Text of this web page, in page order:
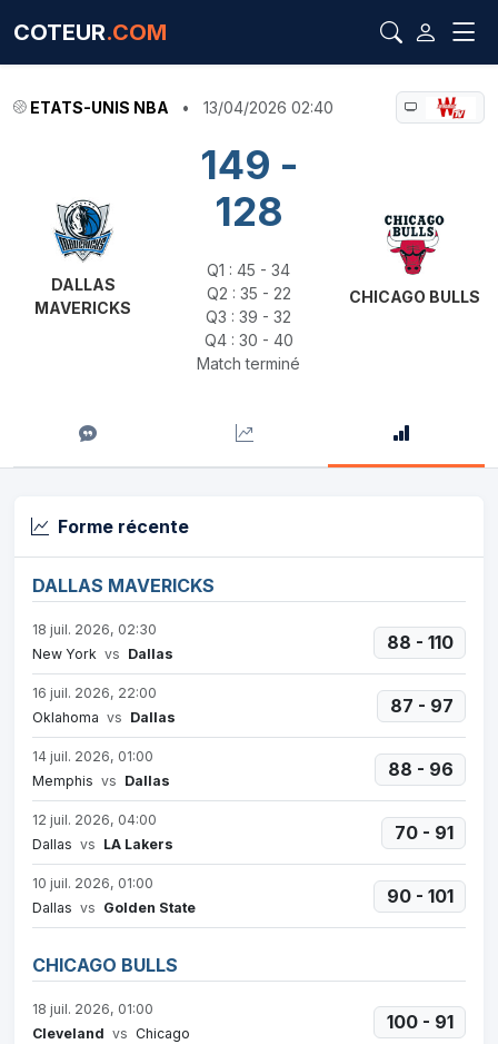
COTEUR.COM
ETATS-UNIS NBA • 13/04/2026 02:40
DALLAS
MAVERICKS
149 -
128
Q1 : 45 - 34
Q2 : 35 - 22
Q3 : 39 - 32
Q4 : 30 - 40
Match terminé
CHICAGO BULLS
Forme récente
DALLAS MAVERICKS
18 juil. 2026, 02:30
New York vs Dallas
88 - 110
16 juil. 2026, 22:00
Oklahoma vs Dallas
87 - 97
14 juil. 2026, 01:00
Memphis vs Dallas
88 - 96
12 juil. 2026, 04:00
Dallas vs LA Lakers
70 - 91
10 juil. 2026, 01:00
Dallas vs Golden State
90 - 101
CHICAGO BULLS
18 juil. 2026, 01:00
Cleveland vs Chicago
100 - 91